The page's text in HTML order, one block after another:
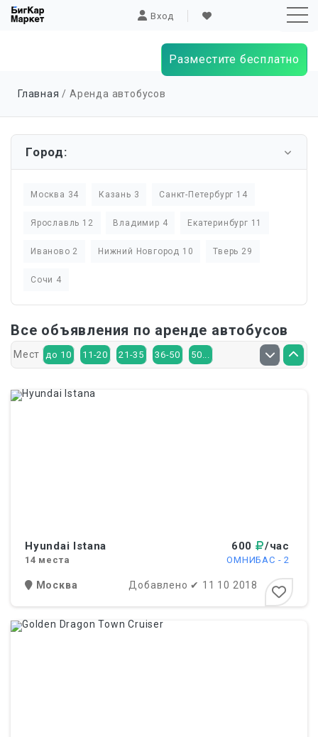
Вход
Разместите бесплатно
Главная / Аренда автобусов
Город:
Москва 34 Казань 3 Санкт-Петербург 14
Ярославль 12 Владимир 4 Екатеринбург 11
Иваново 2 Нижний Новгород 10 Тверь 29
Сочи 4
Все объявления по аренде автобусов
Мест до 10 11-20 21-35 36-50 50...
Hyundai Istana 600 /час
14 места ОМНИБАС - 2
Москва Добавлено ✔ 11 10 2018